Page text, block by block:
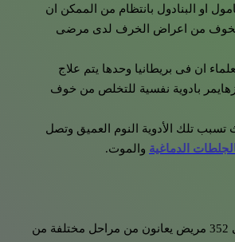
او البنادول بانتظام من الممكن ان
من اعراض الخرف لدى مرضى
ان فى بريطانيا وحدها يتم علاج
تلك الأدوية النوم العميق وتصل
الدماغية والموت.
وتمت الدراسة على 352 مريض يعانون من مراحل مختلفة من